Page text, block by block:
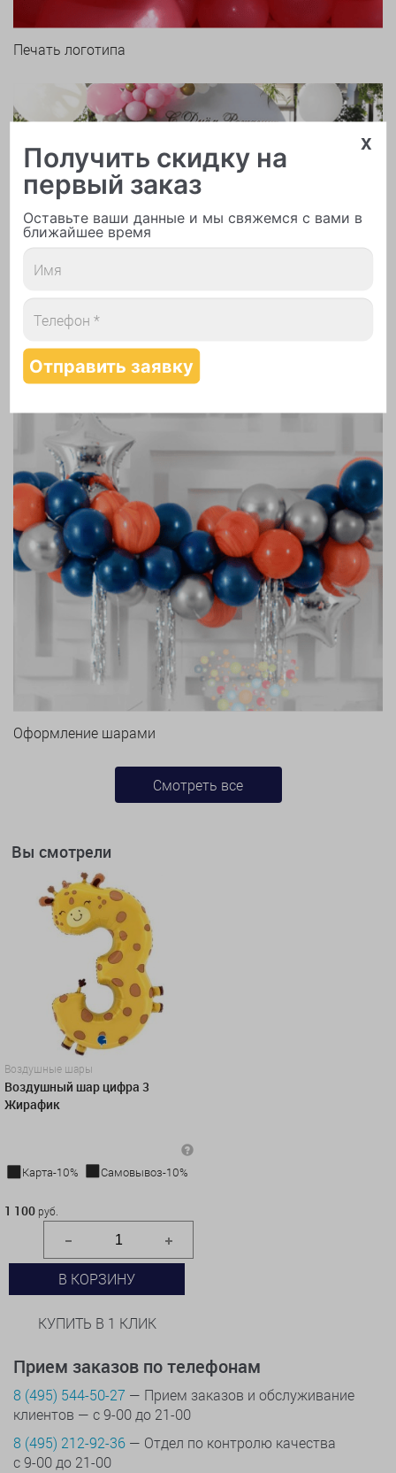
Печать логотипа
Арки и гирлянды из шаров
Надутие шаров гелием
Оформление шарами
Смотреть все
Вы смотрели
Воздушные шары
Воздушный шар цифра 3
Жирафик
Карта-10%
Самовывоз-10%
1 100 руб.
В КОРЗИНУ
КУПИТЬ В 1 КЛИК
Прием заказов по телефонам
8 (495) 544-50-27 — Прием заказов и обслуживание
клиентов — с 9-00 до 21-00
8 (495) 212-92-36 — Отдел по контролю качества
с 9-00 до 21-00
x
Получить скидку на
первый заказ
Оставьте ваши данные и мы свяжемся с вами в
ближайшее время